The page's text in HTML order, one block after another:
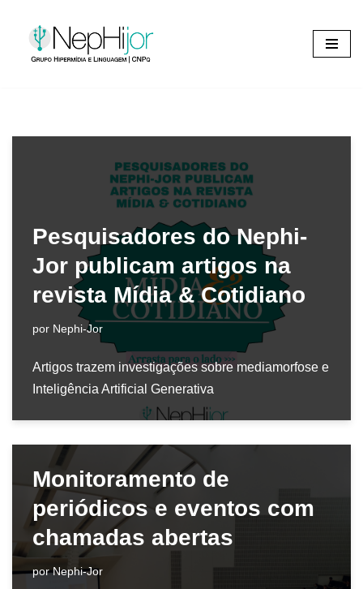
Pular
Pesquisadores do Nephi-
Jor publicam artigos na
revista Mídia & Cotidiano
por Nephi-Jor
Artigos trazem investigações sobre mediamorfose e
Inteligência Artificial Generativa
Monitoramento de
periódicos e eventos com
chamadas abertas
porNephi-Jor